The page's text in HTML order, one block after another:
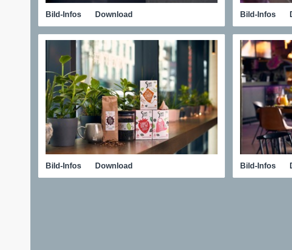
Bild-Infos Download
Bild-Infos Download
Bild-Infos
Bild-Infos